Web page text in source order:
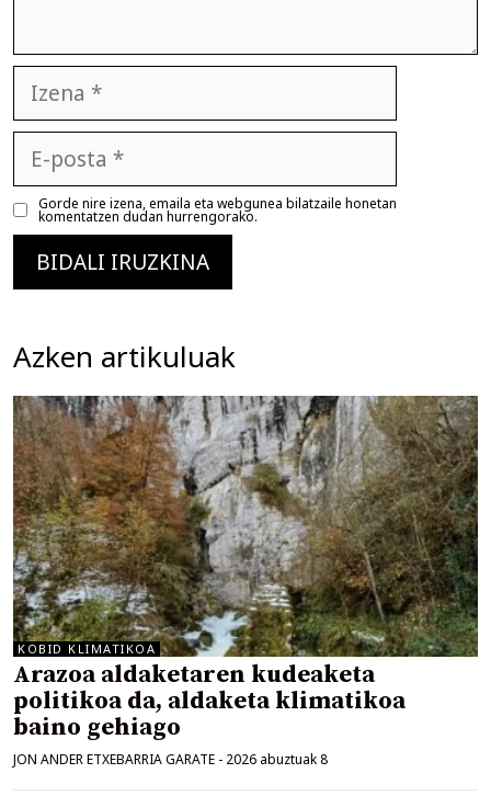
posta
Gorde nire izena, emaila eta webgunea bilatzaile honetan
komentatzen dudan hurrengorako.
Azken artikuluak
KOBID KLIMATIKOA
Arazoa aldaketaren kudeaketa
politikoa da, aldaketa klimatikoa
baino gehiago
JON ANDER ETXEBARRIA GARATE - 2026 abuztuak 8